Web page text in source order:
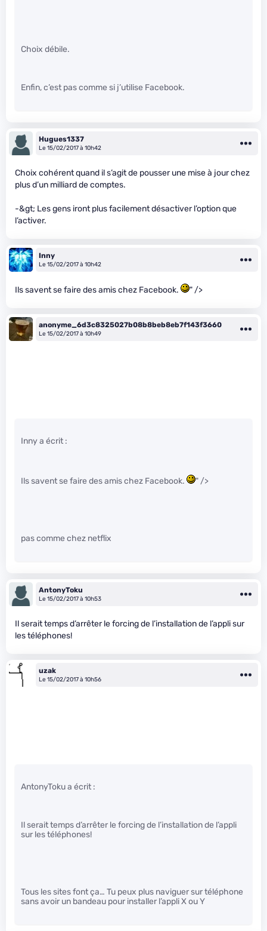
Choix débile.
Enfin, c’est pas comme si j’utilise Facebook.
Hugues1337
Le 15/02/2017 à 10h42
Choix cohérent quand il s’agit de pousser une mise à jour chez
plus d’un milliard de comptes.
-&gt; Les gens iront plus facilement désactiver l’option que
l’activer.
Inny
Le 15/02/2017 à 10h42
Ils savent se faire des amis chez Facebook. " />
anonyme_6d3c8325027b08b8beb8eb7f143f3660
Le 15/02/2017 à 10h49
Inny a écrit :
Ils savent se faire des amis chez Facebook. " />
pas comme chez netflix
AntonyToku
Le 15/02/2017 à 10h53
Il serait temps d’arrêter le forcing de l’installation de l’appli sur
les téléphones!
uzak
Le 15/02/2017 à 10h56
AntonyToku a écrit :
Il serait temps d’arrêter le forcing de l’installation de l’appli
sur les téléphones!
Tous les sites font ça… Tu peux plus naviguer sur téléphone
sans avoir un bandeau pour installer l’appli X ou Y